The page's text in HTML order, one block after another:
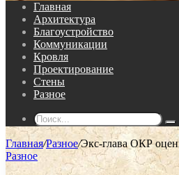
Главная
Архитектура
Благоустройство
Коммуникации
Кровля
Проектирование
Стены
Разное
Главная/Разное/Экс-глава ОКР
Разное